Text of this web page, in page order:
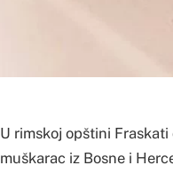
U rimskoj opštini
muškarac iz Bosne i